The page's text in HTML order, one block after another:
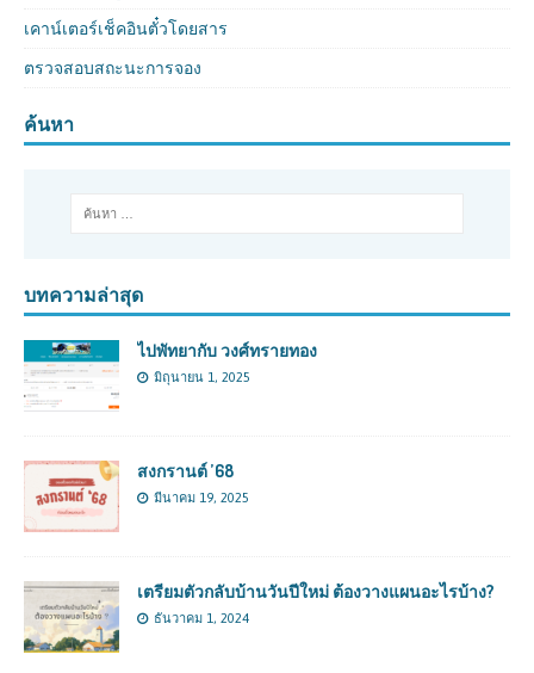
เคาน์เตอร์เช็คอินตั๋วโดยสาร
ตรวจสอบสถะนะการจอง
ค้นหา
บทความล่าสุด
ไปพัทยากับ วงศ์ทรายทอง
มิถุนายน 1, 2025
สงกรานต์ ’68
มีนาคม 19, 2025
เตรียมตัวกลับบ้านวันปีใหม่ ต้องวางแผนอะไรบ้าง?
ธันวาคม 1, 2024